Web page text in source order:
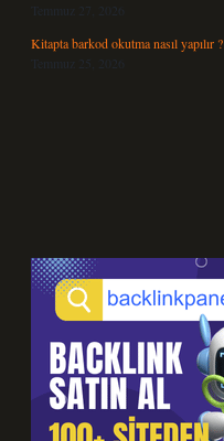
Temmuz 27, 2026
Kitapta barkod okutma nasıl yapılır ?
Temmuz 25, 2026